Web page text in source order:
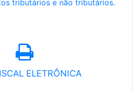
tributários e não tributários.
ELETRÔNICA